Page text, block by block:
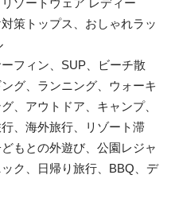
策トップス、おしゃれラッ
フィン、SUP、ビーチ散
グ、ランニング、ウォーキ
、アウトドア、キャンプ、
、海外旅行、リゾート滞
もとの外遊び、公園レジャ
ク、日帰り旅行、BBQ、デ